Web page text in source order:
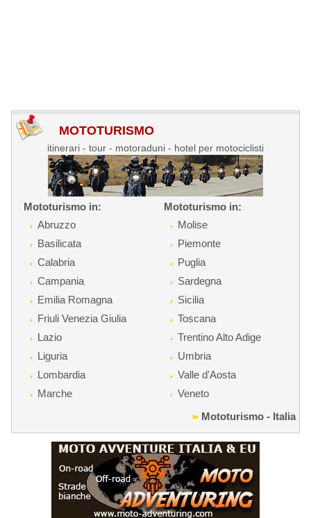
MOTOTURISMO
itinerari - tour - motoraduni - hotel per motociclisti
Mototurismo in:
Abruzzo
Basilicata
Calabria
Campania
Emilia Romagna
Friuli Venezia Giulia
Lazio
Liguria
Lombardia
Marche
Mototurismo in:
Molise
Piemonte
Puglia
Sardegna
Sicilia
Toscana
Trentino Alto Adige
Umbria
Valle d'Aosta
Veneto
Mototurismo - Italia